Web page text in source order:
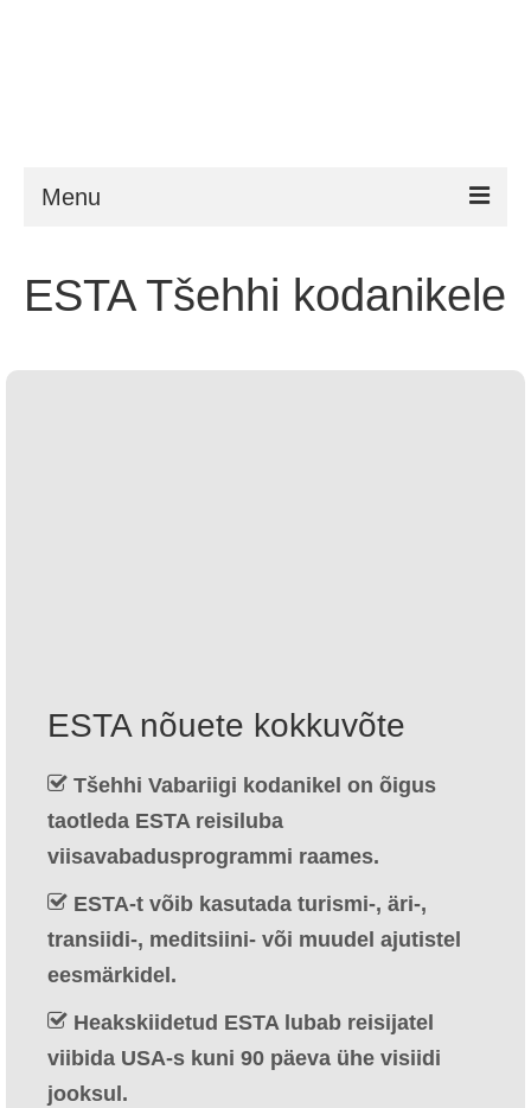
Menu
Nõuded
Dansk(Danish)
Nederlands(Dutch)
English
Suomi(Finnish)
ESTA Tšehhi kodanikele
ESTA nõuete kokkuvõte
Tšehhi Vabariigi kodanikel on õigus
taotleda ESTA reisiluba
viisavabadusprogrammi raames.
ESTA-t võib kasutada turismi-, äri-,
transiidi-, meditsiini- või muudel ajutistel
eesmärkidel.
Heakskiidetud ESTA lubab reisijatel
viibida USA-s kuni 90 päeva ühe visiidi
jooksul.